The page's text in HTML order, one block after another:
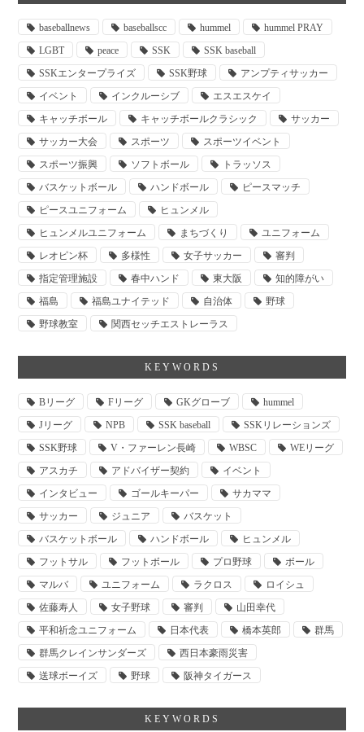
baseballnews baseballscc hummel
hummel PRAY
LGBT
peace SSK
SSK baseball
SSKエンタープライズ
SSK野球
アンプティサッカー
イベント
インクルーシブ
エスエスケイ
キャッチボール
キャッチボールクラシック
サッカー
サッカー大会
スポーツ
スポーツイベント
スポーツ振興
ソフトボール
トラッソス
バスケットボール
ハンドボール
ピースマッチ
ピースユニフォーム
ヒュンメル
ヒュンメルユニフォーム
まちづくり
ユニフォーム
レオピン杯
多様性 女子サッカー
審判
指定管理施設
春中ハンド 東大阪
知的障がい
福島
福島ユナイテッド 自治体
野球
野球教室
関西セッチエストレーラス
KEYWORDS
Bリーグ Fリーグ GKグローブ
hummel
Jリーグ
NPB SSK baseball
SSKリレーションズ
SSK野球
V・ファーレン長崎 WBSC
WEリーグ
アスカチ
アドバイザー契約
イベント
インタビュー
ゴールキーパー
サカママ
サッカー
ジュニア
バスケット
バスケットボール
ハンドボール
ヒュンメル
フットサル
フットボール プロ野球
ボール
マルバ
ユニフォーム ラクロス
ロイシュ
佐藤寿人
女子野球 審判
山田幸代
平和祈念ユニフォーム
日本代表 橋本英郎
群馬
群馬クレインサンダーズ
西日本豪雨災害
送球ボーイズ
野球 阪神タイガース
KEYWORDS